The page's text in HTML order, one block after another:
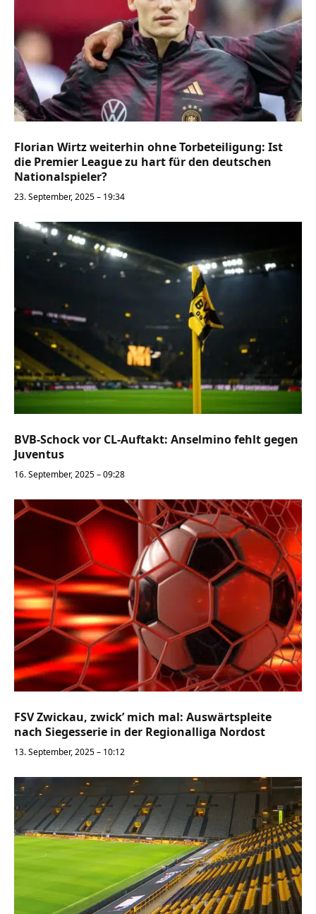
Florian Wirtz weiterhin ohne Torbeteiligung: Ist
die Premier League zu hart für den deutschen
Nationalspieler?
23. September, 2025 – 19:34
BVB-Schock vor CL-Auftakt: Anselmino fehlt gegen
Juventus
16. September, 2025 – 09:28
FSV Zwickau, zwick’ mich mal: Auswärtspleite
nach Siegesserie in der Regionalliga Nordost
13. September, 2025 – 10:12